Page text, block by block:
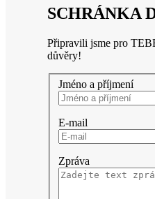
SCHRÁNKA
Připravili jsme pro
důvěry!
Jméno a příjmení
E-mail
Zpráva